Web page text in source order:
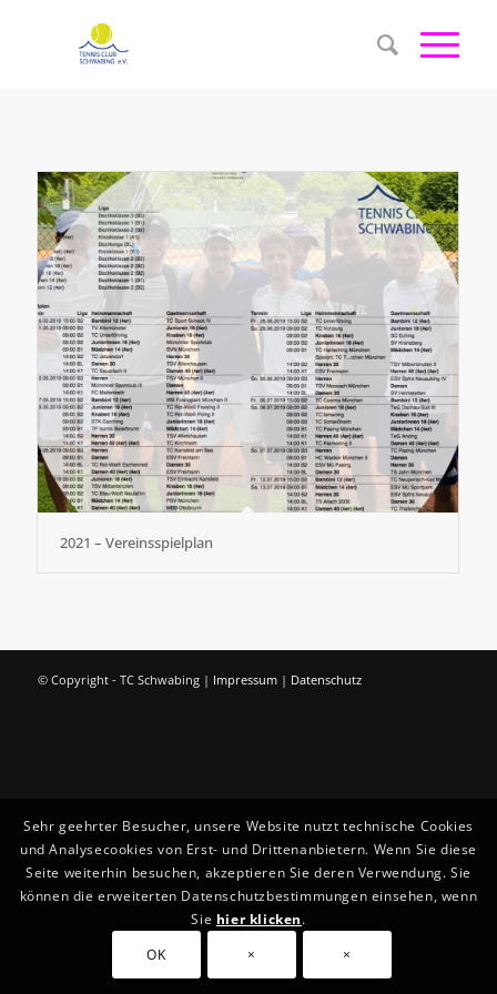
2021 – Vereinsspielplan
© Copyright - TC Schwabing | Impressum| Datenschutz
Sehr geehrter Besucher, unsere Website nutzt technische Cookies
und Analysecookies von Erst- und Drittenanbietern. Wenn Sie diese
Seite weiterhin besuchen, akzeptieren Sie deren Verwendung. Sie
können die erweiterten Datenschutzbestimmungen einsehen, wenn
Sie hier klicken.
OK
× ×